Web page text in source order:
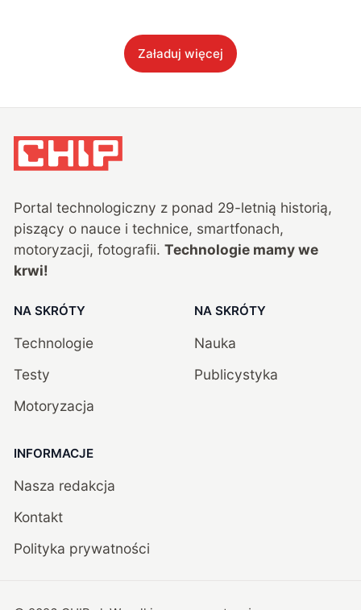
Załaduj więcej
Portal technologiczny z ponad 29-letnią historią,
piszący o nauce i technice, smartfonach,
motoryzacji, fotografii. Technologie mamy we
krwi!
NA SKRÓTY
Technologie
Testy
Motoryzacja
NA SKRÓTY
Nauka
Publicystyka
INFORMACJE
Nasza redakcja
Kontakt
Polityka prywatności